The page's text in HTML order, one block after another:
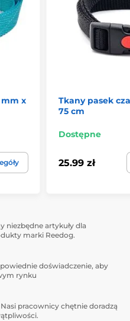
x
Tkany pasek
75 cm
Dostępne
25.99 zł
niezbędne artykuły dla
marki Reedog.
doświadczenie, aby
rynku
pracownicy chętnie doradzą